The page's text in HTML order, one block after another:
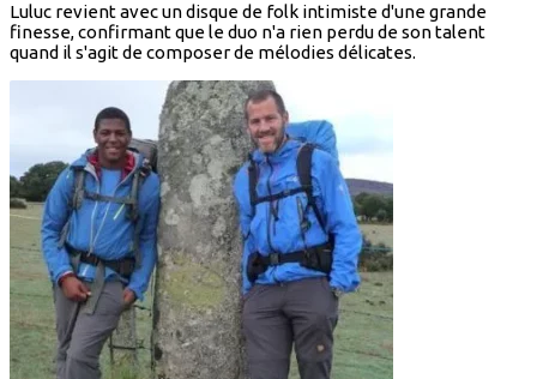
Luluc revient avec un disque de folk intimiste d'une grande
finesse, confirmant que le duo n'a rien perdu de son talent
quand il s'agit de composer de mélodies délicates.